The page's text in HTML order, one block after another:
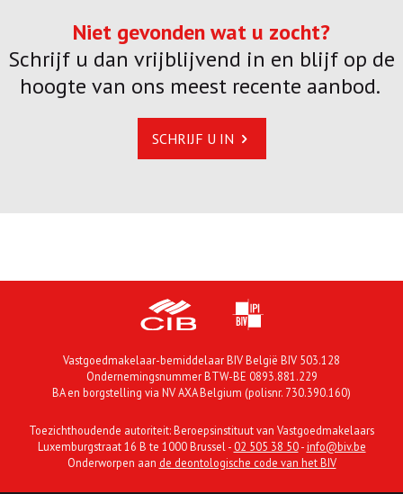
Niet gevonden wat u zocht?
Schrijf u dan vrijblijvend in en blijf op de
hoogte van ons meest recente aanbod.
SCHRIJF U IN
Vastgoedmakelaar-bemiddelaar BIV België BIV 503.128
Ondernemingsnummer BTW-BE 0893.881.229
BA en borgstelling via NV AXA Belgium (polisnr. 730.390.160)
Toezichthoudende autoriteit: Beroepsinstituut van Vastgoedmakelaars
Luxemburgstraat 16 B te 1000 Brussel - 02 505 38 50-info@biv.be
Onderworpen aan de deontologische code van het BIV